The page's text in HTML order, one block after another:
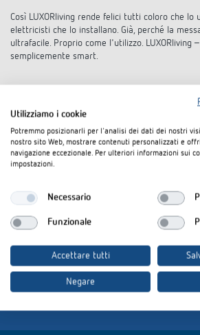
Così LUXORliving rende felici tutti coloro che lo
elettricisti che lo installano. Già, perché la
ultrafacile. Proprio come l'utilizzo. LUXORliving
semplicemente smart.
Scarica la brochure
Sistema domótico
Utilizziamo i cookie
Potremmo posizionarli per l'analisi dei dati dei nostri
nostro sito Web, mostrare contenuti personalizzati e
navigazione eccezionale. Per ulteriori informazioni sui
impostazioni.
Necessario
Funzionale
Accettare tutti
Negare